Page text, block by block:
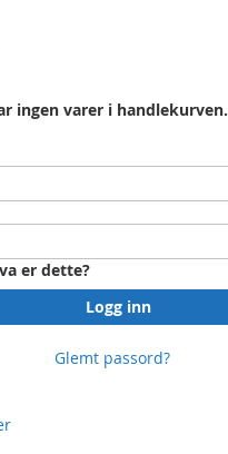
ingen varer i handlekurven.
er dette?
Logg inn
Glemt passord?